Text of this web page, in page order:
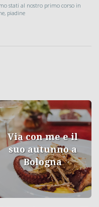
stati al nostro primo corso in
piadine
Via con me e il
suo autunno a
Bologna